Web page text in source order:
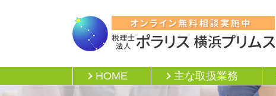
HOME 主な取扱業務